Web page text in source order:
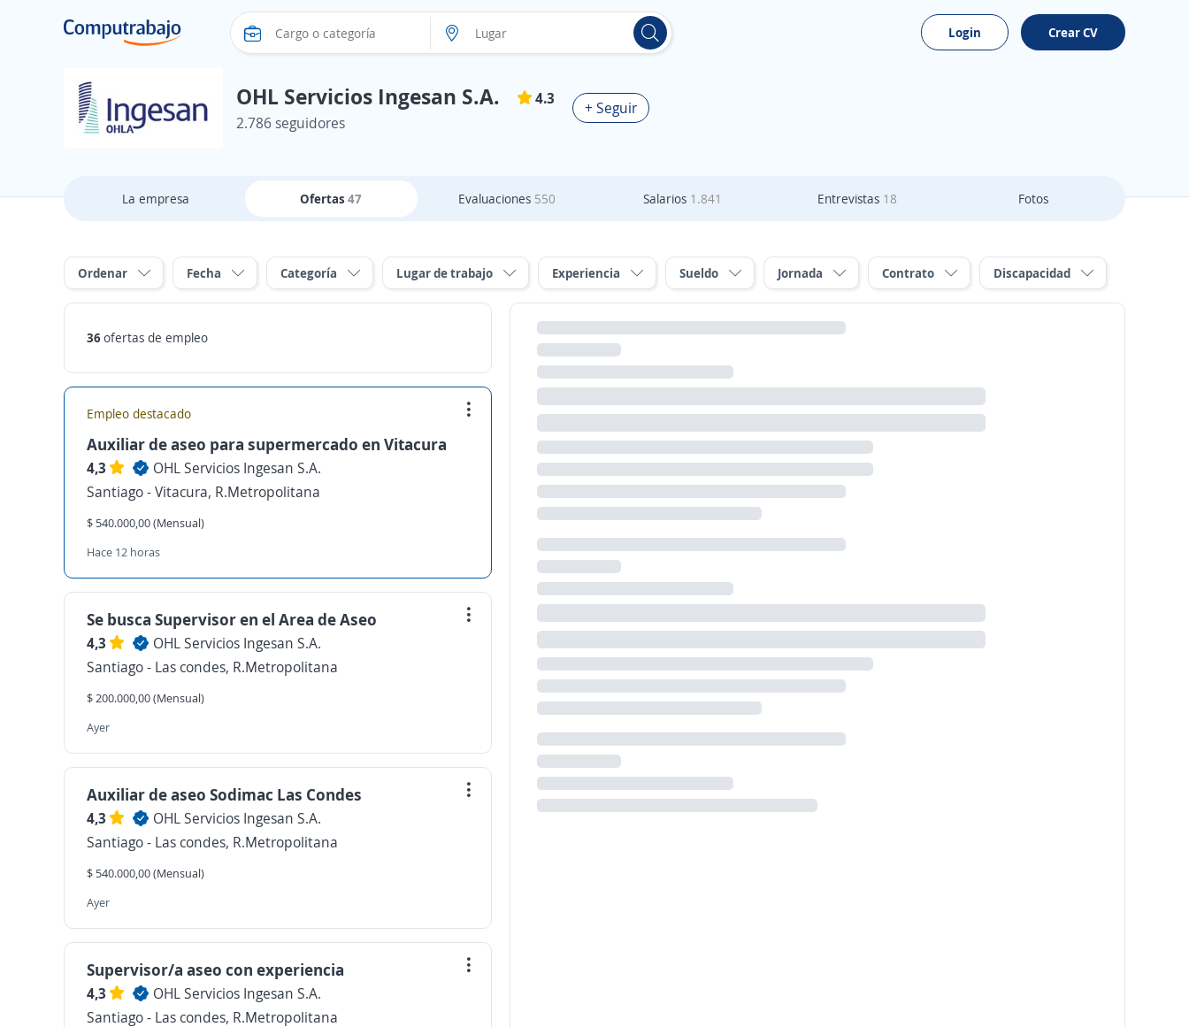
Login Crear CV
OHL Servicios Ingesan S.A.
4.3
2.786 seguidores
+ Seguir
La empresa Ofertas47 Evaluaciones 550 Salarios 1.841 Entrevistas 18 Fotos
Ordenar Fecha Categoría Lugar de trabajo Experiencia Sueldo Jornada Contrato Discapacidad
36ofertas de empleo
Empleo destacado
Auxiliar de aseo para supermercado en Vitacura
4,3
OHL Servicios Ingesan S.A.
Santiago - Vitacura, R.Metropolitana
$ 540.000,00 (Mensual)
Hace 12 horas
Se busca Supervisor en el Area de Aseo
4,3
OHL Servicios Ingesan S.A.
Santiago - Las condes, R.Metropolitana
$ 200.000,00 (Mensual)
Ayer
Auxiliar de aseo Sodimac Las Condes
4,3
OHL Servicios Ingesan S.A.
Santiago - Las condes, R.Metropolitana
$ 540.000,00 (Mensual)
Ayer
Supervisor/a aseo con experiencia
4,3
OHL Servicios Ingesan S.A.
Santiago - Las condes, R.Metropolitana